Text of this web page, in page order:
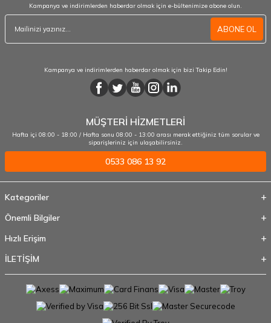
Kampanya ve indirimlerden haberdar olmak için e-bültenimize abone olun.
ABONE OL
Kampanya ve indirimlerden haberdar olmak için bizi Takip Edin!
MÜŞTERİ HİZMETLERİ
Hafta içi 08:00 - 18:00 / Hafta sonu 08:00 - 13:00 arası merak ettiğiniz tüm sorular ve
siparişleriniz için ulaşabilirsiniz.
0533 086 13 92
Kategoriler
Önemli Bilgiler
Hızlı Erişim
İLETİŞİM